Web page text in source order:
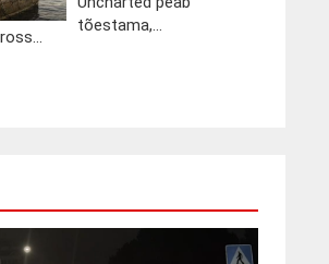
tõestama,...